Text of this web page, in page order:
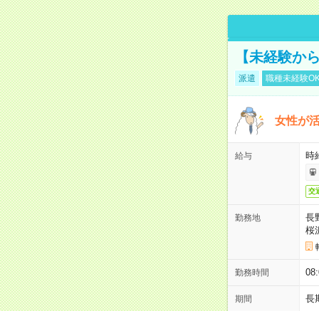
【未経験か
派遣 職種未経験
女性が
給与 時
交
勤務地
長
桜
勤務時間
期間 長